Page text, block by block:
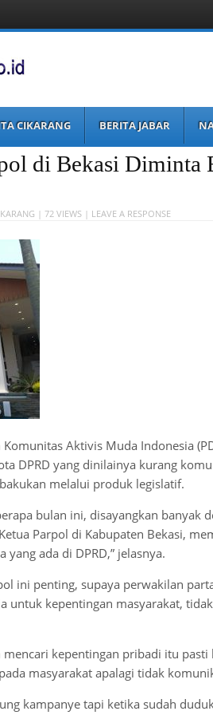
CIKARANG BERITA JABAR
di Bekasi Diminta
| 72 VIEWS | LEAVE A RESPONSE
Komunitas Aktivis Muda Indonesia
DPRD yang dinilainya kurang
melalui produk legislatif.
bulan ini, disayangkan banyak
Parpol di Kabupaten Bekasi,
ada di DPRD,” jelasnya.
ini penting, supaya perwakilan
untuk kepentingan masyarakat,
mencari kepentingan pribadi itu
masyarakat apalagi tidak
kampanye tapi ketika sudah